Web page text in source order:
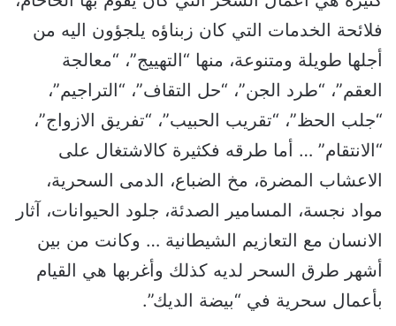
فلائحة الخدمات التي كان زبناؤه يلجؤون اليه من
أجلها طويلة ومتنوعة، منها “التهييج”، “معالجة
العقم”، “طرد الجن”، “حل التقاف”، “التراجيم”،
“جلب الحظ”، “تقريب الحبيب”، “تفريق الازواج”،
“الانتقام” … أما طرقه فكثيرة كالاشتغال على
الاعشاب المضرة، مخ الضباع، الدمى السحرية،
مواد نجسة، المسامير الصدئة، جلود الحيوانات، آثار
الانسان مع التعازيم الشيطانية … وكانت من بين
أشهر طرق السحر لديه كذلك وأغربها هي القيام
بأعمال سحرية في “بيضة الديك”.